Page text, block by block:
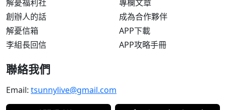
解憂福利社
創辦人的話
解憂信箱
李組長回信
專欄文章
成為合作夥伴
APP下載
APP攻略手冊
聯絡我們
Email: tsunnylive@gmail.com